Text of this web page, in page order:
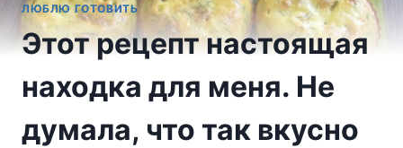
ЛЮБЛЮ ГОТОВИТЬ
Этот рецепт настоящая
находка для меня. Не
думала, что так вкусно